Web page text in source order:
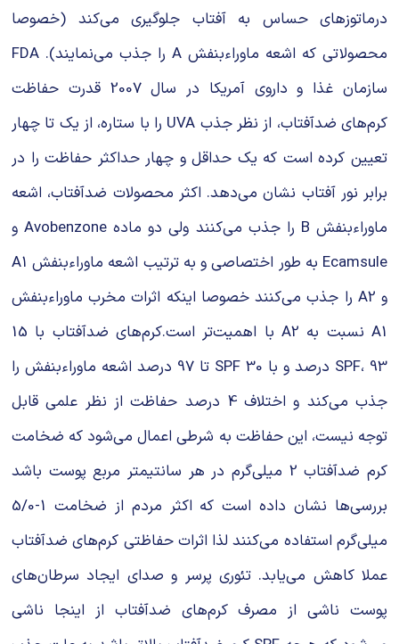
درماتوزهای حساس به آفتاب جلوگیری می‌کند (خصوصا
محصولاتی که اشعه ماوراءبنفش A را جذب می‌نمایند). FDA
سازمان غذا و داروی آمریکا در سال 2007 قدرت حفاظت
کرم‌های ضدآفتاب، از نظر جذب UVA را با ستاره، از یک تا چهار
تعیین کرده است که یک حداقل و چهار حداکثر حفاظت را در
برابر نور آفتاب نشان می‌دهد. اکثر محصولات ضدآفتاب، اشعه
ماوراءبنفش B را جذب می‌کنند ولی دو ماده Avobenzone و
Ecamsule به طور اختصاصی و به ترتیب اشعه ماوراءبنفش A1
و A2 را جذب می‌کنند خصوصا اینکه اثرات مخرب ماوراءبنفش
A1 نسبت به A2 با اهمیت‌تر است.کرم‌های ضدآفتاب با 15
SPF، 93 درصد و با 30 SPF تا 97 درصد اشعه ماوراءبنفش را
جذب می‌کند و اختلاف 4 درصد حفاظت از نظر علمی قابل
توجه نیست، این حفاظت به شرطی اعمال می‌شود که ضخامت
کرم ضدآفتاب 2 میلی‌گرم در هر سانتیمتر مربع پوست باشد
بررسی‌ها نشان داده است که اکثر مردم از ضخامت 1-5/0
میلی‌گرم استفاده می‌کنند لذا اثرات حفاظتی کرم‌های ضدآفتاب
عملا کاهش می‌یابد. تئوری پرسر و صدای ایجاد سرطان‌های
پوست ناشی از مصرف کرم‌های ضدآفتاب از اینجا ناشی